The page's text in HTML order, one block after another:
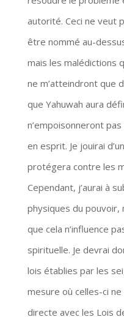
autorité. Ceci ne veut
être nommé au-
mais les malédictions
ne m’atteindront que
que Yahuwah aura
n’empoisonneront
en esprit. Je jouirai
protégera contre les
Cependant, j’aurai à
physiques du pouvoir,
que cela n’influence
spirituelle. Je devrai
lois établies par les
mesure où celles-ci
directe avec les Lois